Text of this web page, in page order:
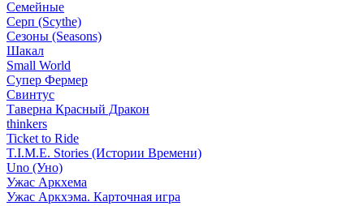
Семейные
Серп (Scythe)
Сезоны (Seasons)
Шакал
Small World
Супер Фермер
Свинтус
Таверна Красный Дракон
thinkers
Ticket to Ride
T.I.M.E. Stories (Истории Времени)
Uno (Уно)
Ужас Аркхема
Ужас Аркхэма. Карточная игра